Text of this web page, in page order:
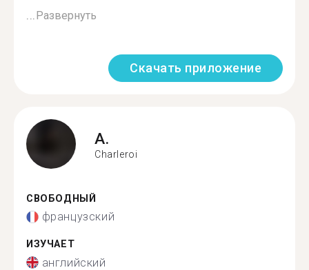
Развернуть
Скачать приложение
A.
Charleroi
СВОБОДНЫЙ
французский
ИЗУЧАЕТ
английский